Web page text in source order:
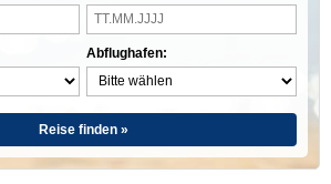
Abflughafen:
Reise finden »